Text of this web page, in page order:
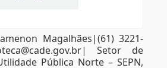
Magalhães|(61) 3221-
Setor de
Pública Norte – SEPN,